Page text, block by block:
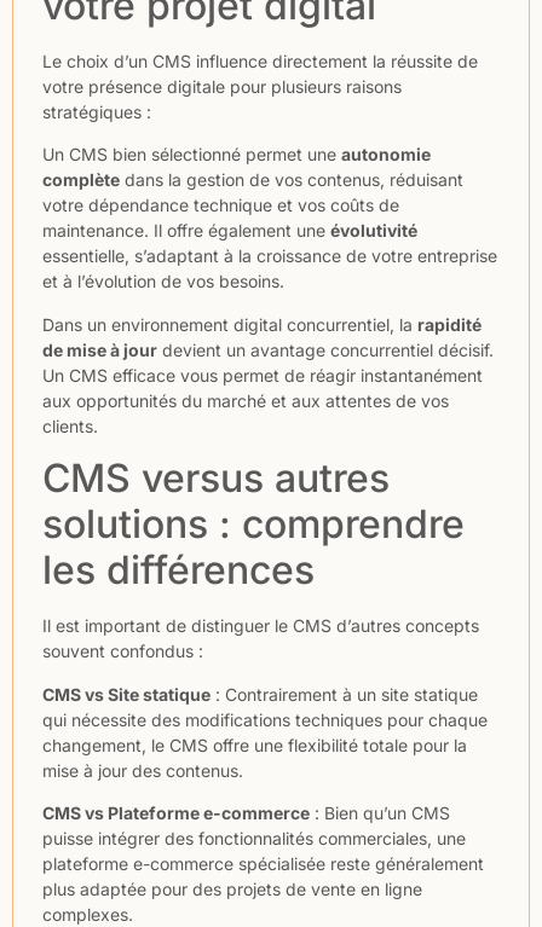
Le choix d’un CMS influence directement la réussite de
votre présence digitale pour plusieurs raisons
stratégiques :
Un CMS bien sélectionné permet une autonomie
complète dans la gestion de vos contenus, réduisant
votre dépendance technique et vos coûts de
maintenance. Il offre également une évolutivité
essentielle, s’adaptant à la croissance de votre entreprise
et à l’évolution de vos besoins.
Dans un environnement digital concurrentiel, la rapidité
de mise à jour devient un avantage concurrentiel décisif.
Un CMS efficace vous permet de réagir instantanément
aux opportunités du marché et aux attentes de vos
clients.
CMS versus autres
solutions : comprendre
les différences
Il est important de distinguer le CMS d’autres concepts
souvent confondus :
CMS vs Site statique : Contrairement à un site statique
qui nécessite des modifications techniques pour chaque
changement, le CMS offre une flexibilité totale pour la
mise à jour des contenus.
CMS vs Plateforme e-commerce : Bien qu’un CMS
puisse intégrer des fonctionnalités commerciales, une
plateforme e-commerce spécialisée reste généralement
plus adaptée pour des projets de vente en ligne
complexes.